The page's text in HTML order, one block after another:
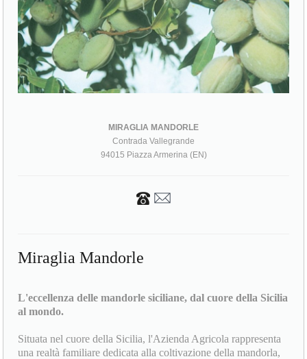
MIRAGLIA MANDORLE
Contrada Vallegrande
94015 Piazza Armerina (EN)
Miraglia Mandorle
L'eccellenza delle mandorle siciliane, dal cuore della Sicilia
al mondo.
Situata nel cuore della Sicilia, l'Azienda Agricola rappresenta
una realtà familiare dedicata alla coltivazione della mandorla,